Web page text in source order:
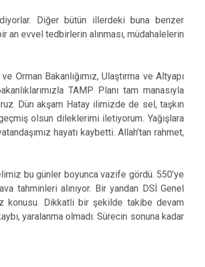
Diğer bütün illerdeki buna benzer
evvel tedbirlerin alınması, müdahalelerin
Orman Bakanlığımız, Ulaştırma ve Altyapı
TAMP Planı tam manasıyla
Dün akşam Hatay ilimizde de sel, taşkın
olsun dileklerimi iletiyorum. Yağışlara
hayatı kaybetti. Allah’tan rahmet,
bu günler boyunca vazife gördü. 550’ye
tahminleri alınıyor. Bir yandan DSİ Genel
konusu. Dikkatli bir şekilde takibe devam
yaralanma olmadı. Sürecin sonuna kadar